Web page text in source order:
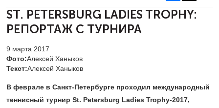
ST. PETERSBURG LADIES TROPHY:
РЕПОРТАЖ С ТУРНИРА
9 марта 2017
Фото:Алексей Ханыков
Текст:Алексей Ханыков
В феврале в Санкт-Петербурге проходил международный
теннисный турнир St. Petersburg Ladies Trophy-2017,